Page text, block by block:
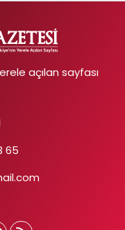
açılan sayfası
65